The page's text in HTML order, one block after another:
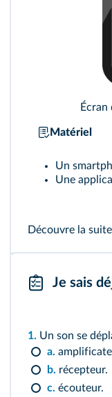
Matériel
Un
Une
Découvre la
Je sais
1. Un son se
a.
b. récepteur.
c. écouteur.